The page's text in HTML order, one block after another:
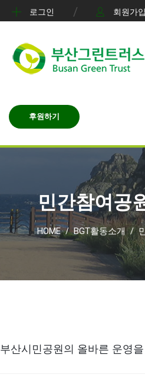
로그인 회원가입
후원하기
민간참여공
HOME / BGT활동소개 /
부산시민공원의 올바른 운영